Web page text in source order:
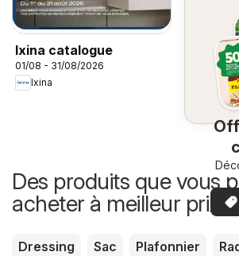
Ixina catalogue
01/08 - 31/08/2026
Ixina
Des produits que vous
acheter à meilleur prix
Dressing Sac Plafonnier